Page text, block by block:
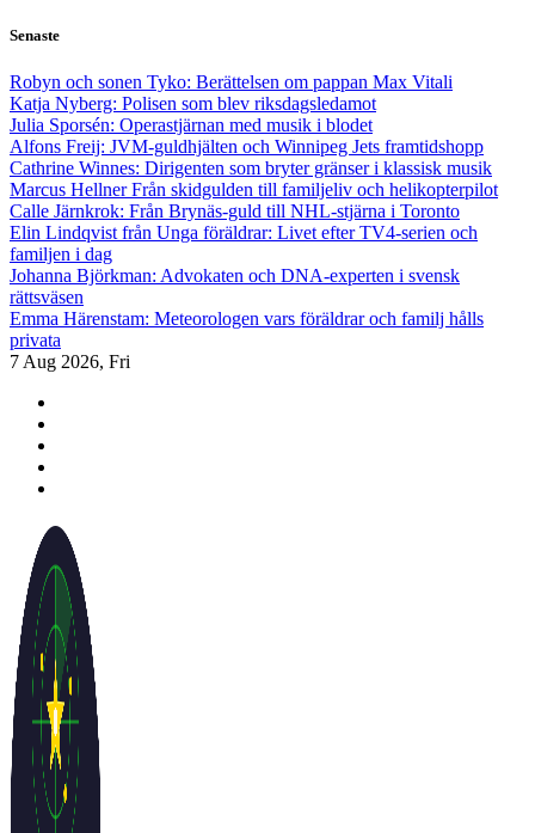
Skip
content
Senaste
Robyn och sonen Tyko: Berättelsen om pappan Max Vitali
Katja Nyberg: Polisen som blev riksdagsledamot
Julia Sporsén: Operastjärnan med musik i blodet
Alfons Freij: JVM-guldhjälten och Winnipeg Jets framtidshopp
Cathrine Winnes: Dirigenten som bryter gränser i klassisk musik
Marcus Hellner Från skidgulden till familjeliv och helikopterpilot
Calle Järnkrok: Från Brynäs-guld till NHL-stjärna i Toronto
Elin Lindqvist från Unga föräldrar: Livet efter TV4-serien och
familjen i dag
Johanna Björkman: Advokaten och DNA-experten i svensk
rättsväsen
Emma Härenstam: Meteorologen vars föräldrar och familj hålls
privata
7 Aug 2026, Fri